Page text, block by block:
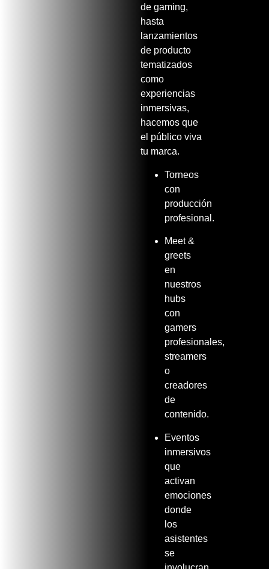
de gaming,
hasta
lanzamientos
de producto
tematizados
como
experiencias
inmersivas,
hacemos que
el público viva
tu marca.
Torneos
con
producción
profesional.
Meet &
greets
en
nuestros
hubs
con
gamers
profesionales,
streamers
o
creadores
de
contenido.
Eventos
inmersivos
que
activan
emociones
donde
los
asistentes
se